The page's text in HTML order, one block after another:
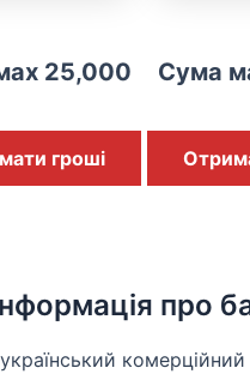
25,000
гроші
Сума
про
комерційний